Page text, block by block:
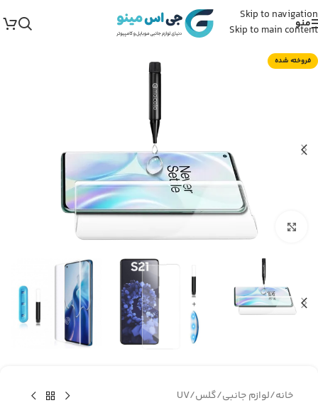
Skip to navigation
Skip to main content
منو
فروخته شده
برای بزرگنمایی کلیک کنید
خانه/لوازم جانبی/گلس/
UV